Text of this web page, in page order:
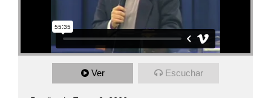
Ver Escuchar